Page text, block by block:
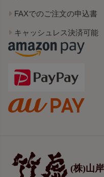
FAXでのご注文の申込書
キャッシュレス決済可能
(株)山